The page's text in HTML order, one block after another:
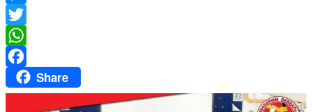
Messenger
Twitter
WhatsApp
FacebookShare